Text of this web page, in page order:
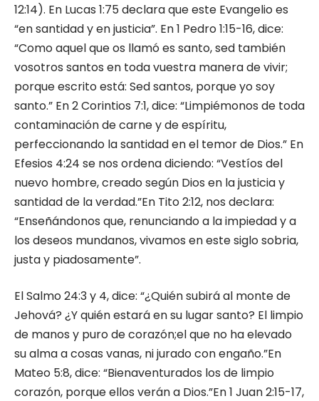
12:14). En Lucas 1:75 declara que este Evangelio es
“en santidad y en justicia”. En 1 Pedro 1:15-16, dice:
“Como aquel que os llamó es santo, sed también
vosotros santos en toda vuestra manera de vivir;
porque escrito está: Sed santos, porque yo soy
santo.” En 2 Corintios 7:1, dice: “Limpiémonos de toda
contaminación de carne y de espíritu,
perfeccionando la santidad en el temor de Dios.” En
Efesios 4:24 se nos ordena diciendo: “Vestíos del
nuevo hombre, creado según Dios en la justicia y
santidad de la verdad.”En Tito 2:12, nos declara:
“Enseñándonos que, renunciando a la impiedad y a
los deseos mundanos, vivamos en este siglo sobria,
justa y piadosamente”.
El Salmo 24:3 y 4, dice: “¿Quién subirá al monte de
Jehová? ¿Y quién estará en su lugar santo? El limpio
de manos y puro de corazón;el que no ha elevado
su alma a cosas vanas, ni jurado con engaño.”En
Mateo 5:8, dice: “Bienaventurados los de limpio
corazón, porque ellos verán a Dios.”En 1 Juan 2:15-17,